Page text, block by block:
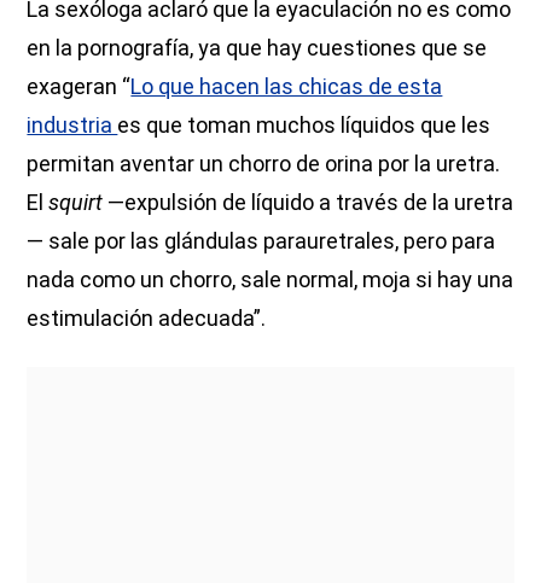
La sexóloga aclaró que la eyaculación no es como
en la pornografía, ya que hay cuestiones que se
exageran “Lo que hacen las chicas de esta
industria es que toman muchos líquidos que les
permitan aventar un chorro de orina por la uretra.
Elsquirt —expulsión de líquido a través de la uretra
— sale por las glándulas parauretrales, pero para
nada como un chorro, sale normal, moja si hay una
estimulación adecuada”.